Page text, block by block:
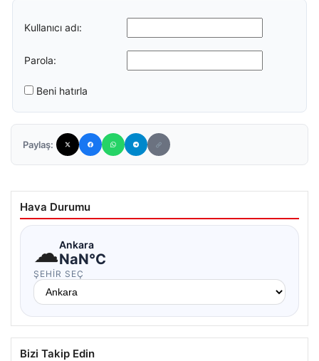
Kullanıcı adı:
Parola:
Beni hatırla
Paylaş:
Hava Durumu
☁Ankara
NaN°C
ŞEHIR SEÇ
Bizi Takip Edin